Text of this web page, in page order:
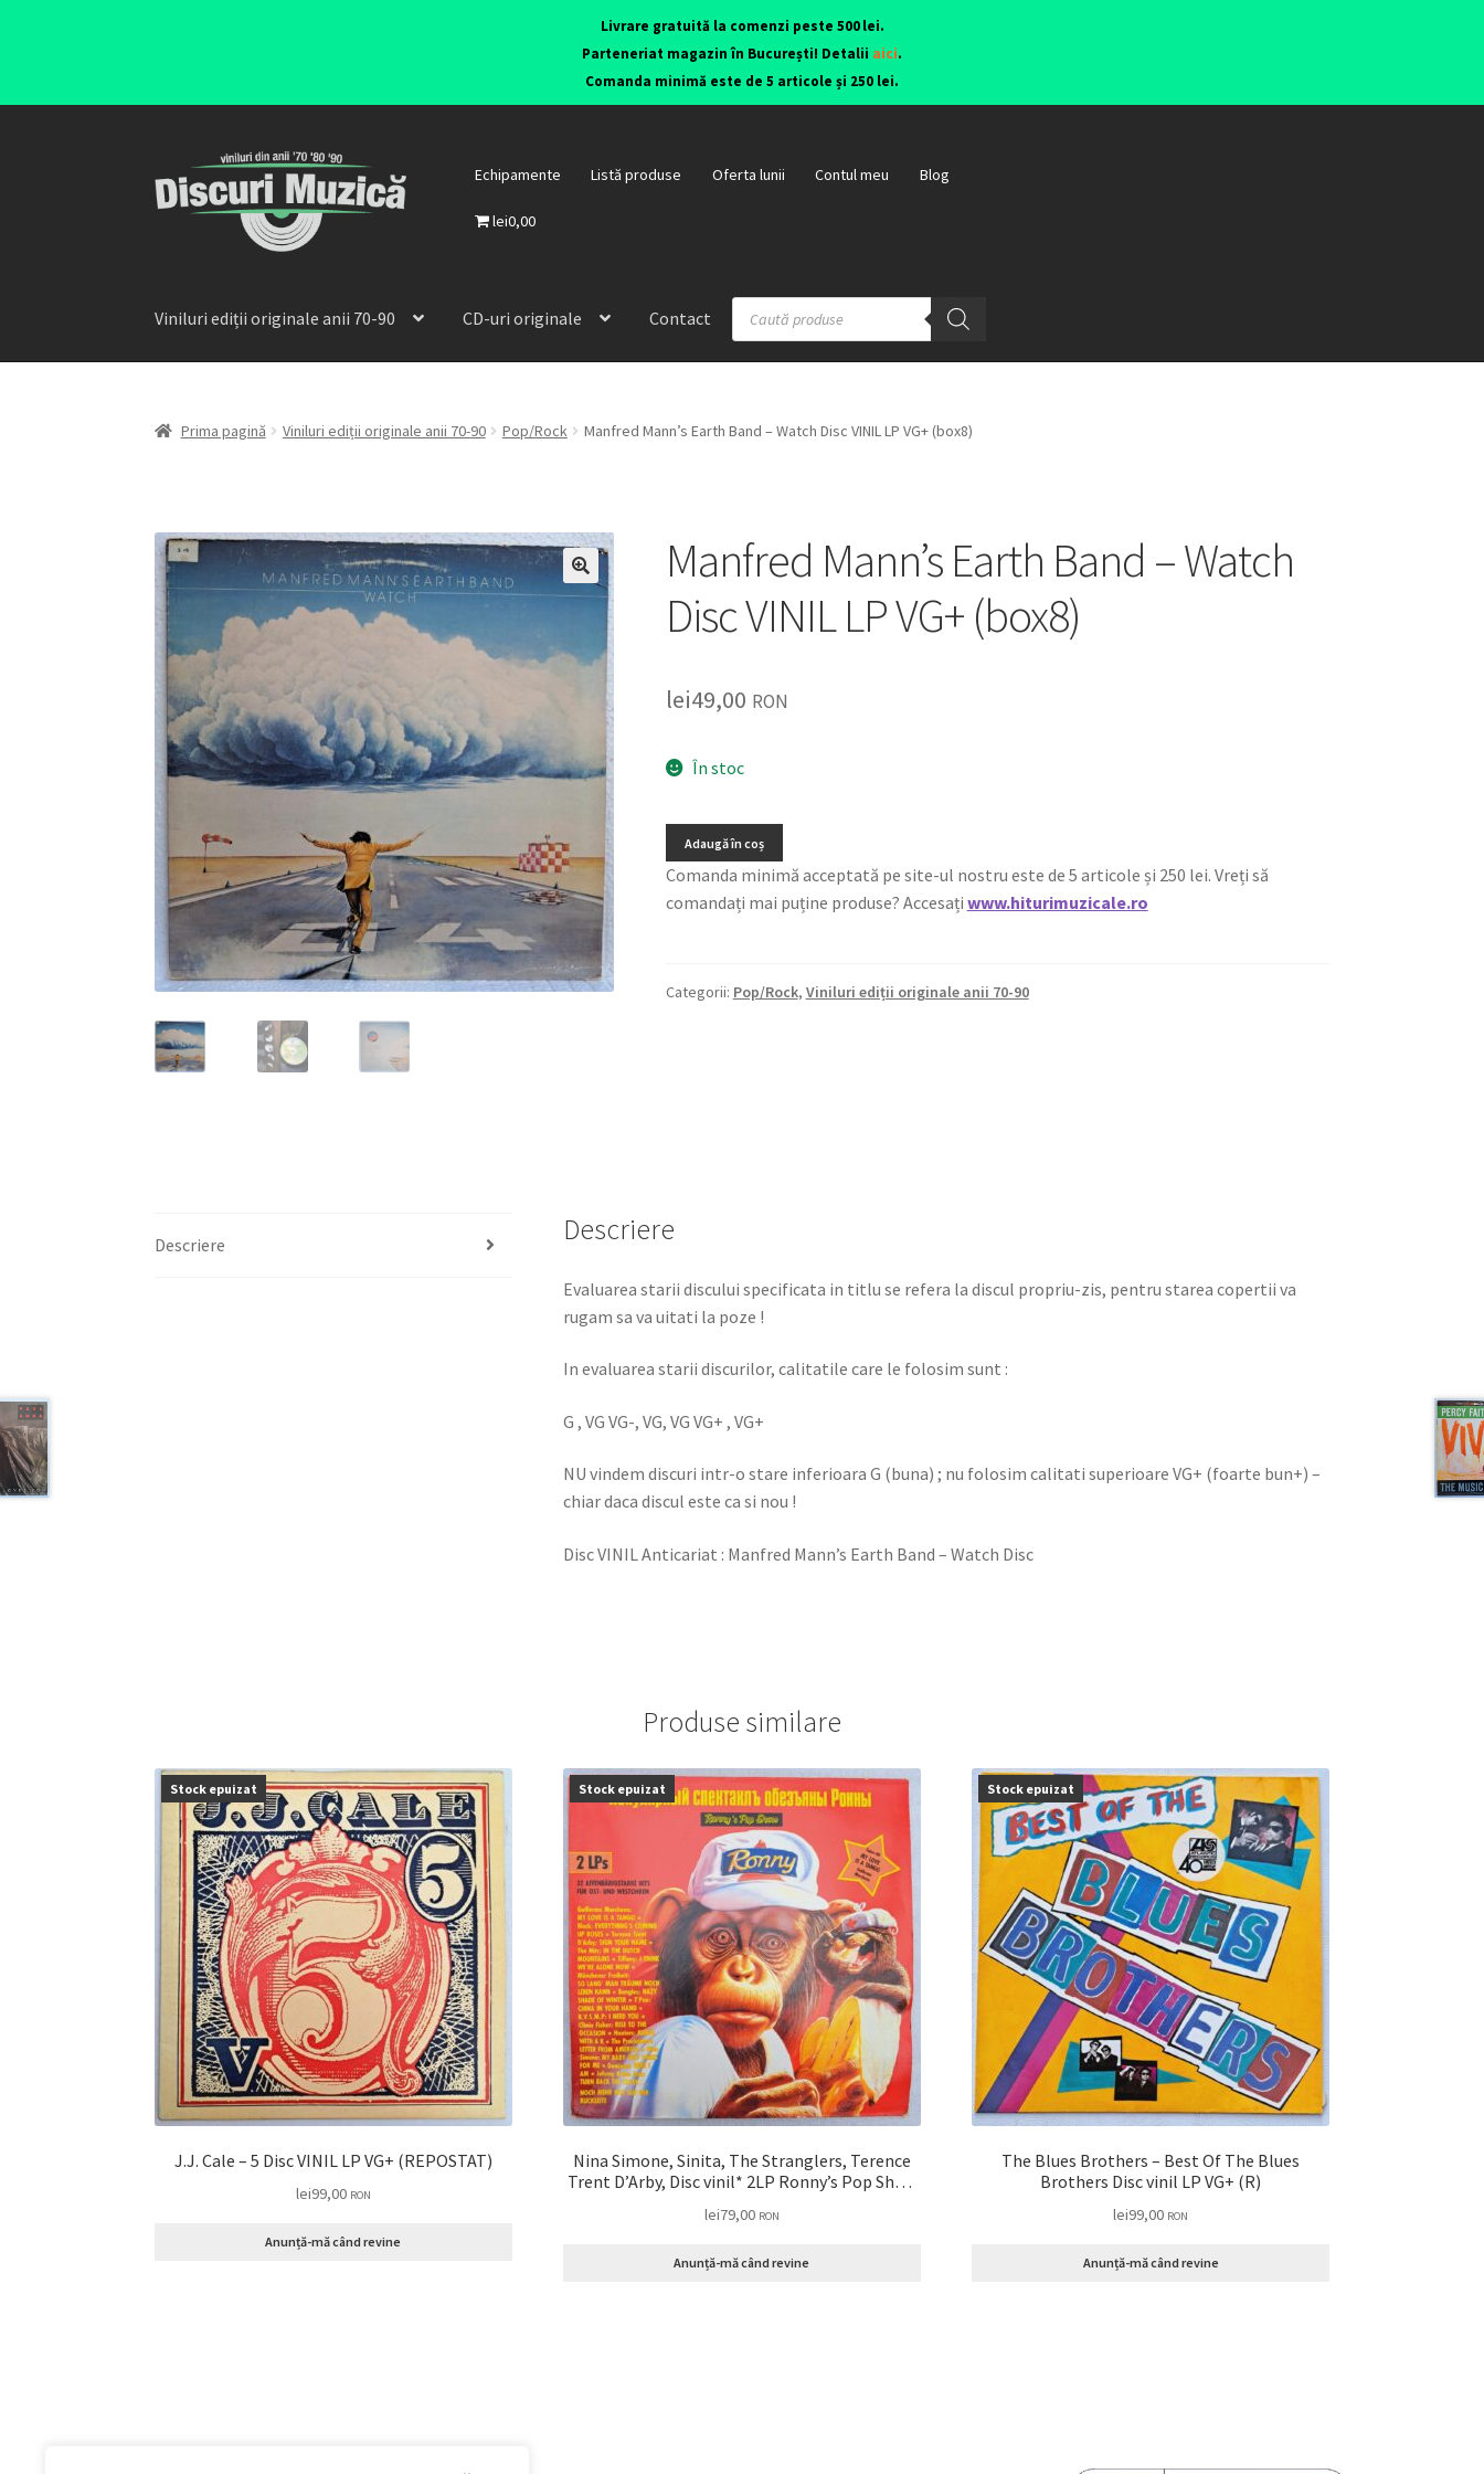
Livrare gratuită la comenzi peste 500 lei.
Parteneriat magazin în București! Detalii aici.
Comanda minimă este de 5 articole și 250 lei.
Echipamente Listă produse Oferta lunii Contul meu Blog
lei0,00
Viniluri ediții originale anii 70-90 CD-uri originale Contact
Prima pagină Viniluri ediții originale anii 70-90 Pop/Rock Manfred Mann’s Earth Band – Watch Disc VINIL LP VG+ (box8)
🔍
Manfred Mann’s Earth Band – Watch
Disc VINIL LP VG+ (box8)
lei49,00 RON
În stoc
Adaugă în coș
Comanda minimă acceptată pe site-ul nostru este de 5 articole și 250 lei. Vreți să
comandați mai puține produse? Accesați www.hiturimuzicale.ro
Categorii: Pop/Rock, Viniluri ediții originale anii 70-90
Descriere Descriere
Evaluarea starii discului specificata in titlu se refera la discul propriu-zis, pentru starea copertii va
rugam sa va uitati la poze !
In evaluarea starii discurilor, calitatile care le folosim sunt :
G , VG VG-, VG, VG VG+ , VG+
NU vindem discuri intr-o stare inferioara G (buna) ; nu folosim calitati superioare VG+ (foarte bun+) –
chiar daca discul este ca si nou !
Disc VINIL Anticariat : Manfred Mann’s Earth Band – Watch Disc
Produse similare
Stock epuizat
J.J. Cale – 5 Disc VINIL LP VG+ (REPOSTAT)
lei99,00 RON
Anunță-mă când revine
Stock epuizat
Nina Simone, Sinita, The Stranglers, Terence
Trent D’Arby, Disc vinil* 2LP Ronny’s Pop Show
Sinead O’Connor, Sandra
lei79,00 RON
Anunță-mă când revine
Stock epuizat
The Blues Brothers – Best Of The Blues
Brothers Disc vinil LP VG+ (R)
lei99,00 RON
Anunță-mă când revine